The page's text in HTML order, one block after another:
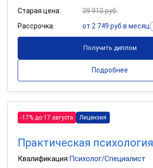
Старая цена:
39 910 руб.
Рассрочка:
от 2 749 руб в месяц
Получить диплом
Подробнее
-17% до 17 августа Лицензия
Практическая психология
Квалификация:Психолог/Специалист